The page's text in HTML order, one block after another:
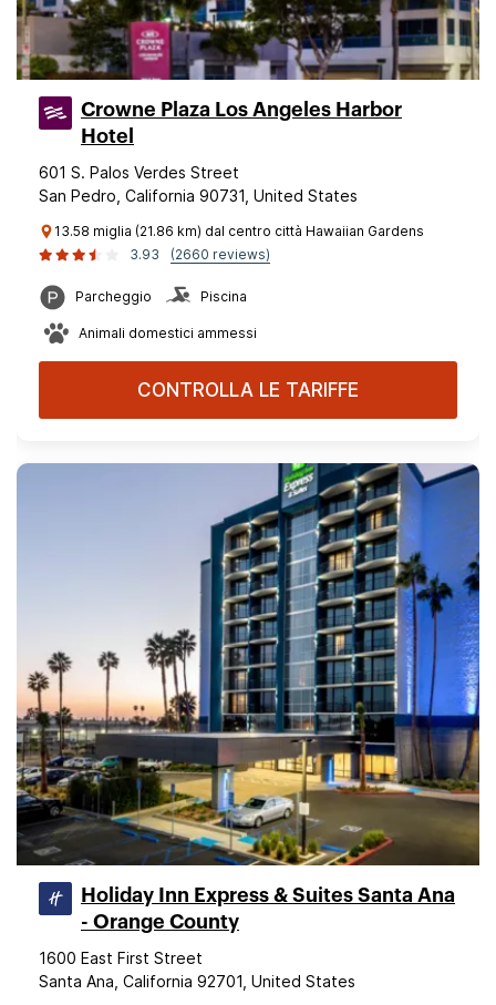
Crowne Plaza Los Angeles Harbor
Hotel
601 S. Palos Verdes Street
San Pedro, California 90731, United States
13.58 miglia (21.86 km) dal centro città Hawaiian Gardens
3.93
(2660 reviews)
Parcheggio Piscina
Animali domestici ammessi
CONTROLLA LE TARIFFE
Holiday Inn Express & Suites Santa Ana
- Orange County
1600 East First Street
Santa Ana, California 92701, United States